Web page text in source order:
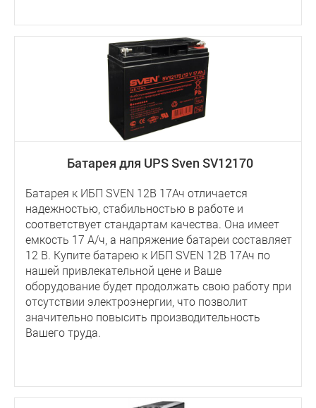
Батарея для UPS Sven SV12170
Батарея к ИБП SVEN 12В 17Ач отличается
надежностью, стабильностью в работе и
соответствует стандартам качества. Она имеет
емкость 17 А/ч, а напряжение батареи составляет
12 В. Купите батарею к ИБП SVEN 12В 17Ач по
нашей привлекательной цене и Ваше
оборудование будет продолжать свою работу при
отсутствии электроэнергии, что позволит
значительно повысить производительность
Вашего труда.